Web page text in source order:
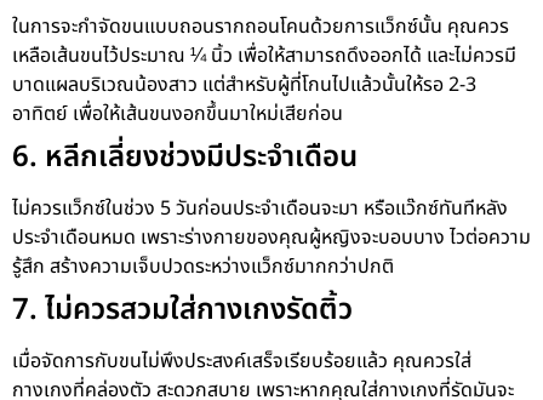
ในการจะกำจัดขนแบบถอนรากถอนโคนด้วยการแว็กซ์นั้น คุณควร
เหลือเส้นขนไว้ประมาณ ¼ นิ้ว เพื่อให้สามารถดึงออกได้ และไม่ควรมี
บาดแผลบริเวณน้องสาว แต่สำหรับผู้ที่โกนไปแล้วนั้นให้รอ 2-3
อาทิตย์ เพื่อให้เส้นขนงอกขึ้นมาใหม่เสียก่อน
6. หลีกเลี่ยงช่วงมีประจำเดือน
ไม่ควรแว็กซ์ในช่วง 5 วันก่อนประจำเดือนจะมา หรือแว๊กซ์ทันทีหลัง
ประจำเดือนหมด เพราะร่างกายของคุณผู้หญิงจะบอบบาง ไวต่อความ
รู้สึก สร้างความเจ็บปวดระหว่างแว็กซ์มากกว่าปกติ
7. ไม่ควรสวมใส่กางเกงรัดติ้ว
เมื่อจัดการกับขนไม่พึงประสงค์เสร็จเรียบร้อยแล้ว คุณควรใส่
กางเกงที่คล่องตัว สะดวกสบาย เพราะหากคุณใส่กางเกงที่รัดมันจะ